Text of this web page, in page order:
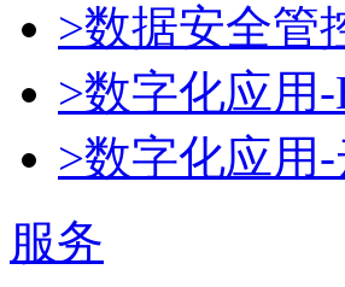
>数据安全管
>数字化应用
>数字化应用
服务